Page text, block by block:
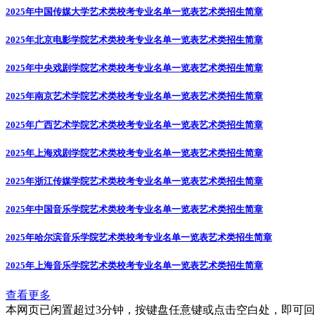
2025年中国传媒大学艺术类校考专业名单一览表艺术类招生简章
2025年北京电影学院艺术类校考专业名单一览表艺术类招生简章
2025年中央戏剧学院艺术类校考专业名单一览表艺术类招生简章
2025年南京艺术学院艺术类校考专业名单一览表艺术类招生简章
2025年广西艺术学院艺术类校考专业名单一览表艺术类招生简章
2025年上海戏剧学院艺术类校考专业名单一览表艺术类招生简章
2025年浙江传媒学院艺术类校考专业名单一览表艺术类招生简章
2025年中国音乐学院艺术类校考专业名单一览表艺术类招生简章
2025年哈尔滨音乐学院艺术类校考专业名单一览表艺术类招生简章
2025年上海音乐学院艺术类校考专业名单一览表艺术类招生简章
查看更多
本网页已闲置超过3分钟，按键盘任意键或点击空白处，即可